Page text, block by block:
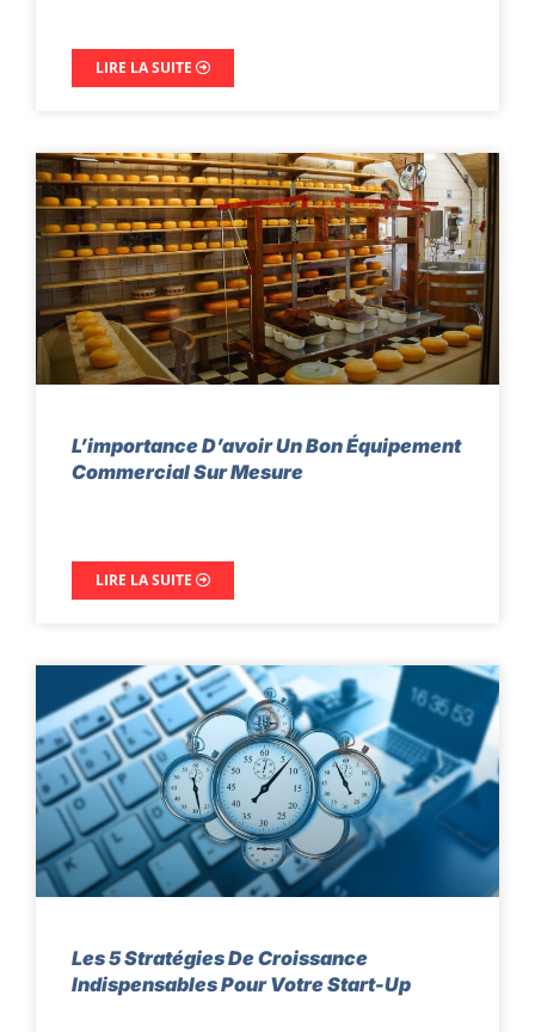
LIRE LA SUITE
L’importance D’avoir Un Bon Équipement
Commercial Sur Mesure
LIRE LA SUITE
Les 5 Stratégies De Croissance
Indispensables Pour Votre Start-Up